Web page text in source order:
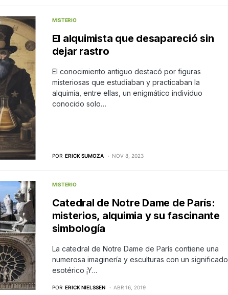
MISTERIO
El alquimista que desapareció sin
dejar rastro
El conocimiento antiguo destacó por figuras
misteriosas que estudiaban y practicaban la
alquimia, entre ellas, un enigmático individuo
conocido solo…
POR ERICK SUMOZA NOV 8, 2023
MISTERIO
Catedral de Notre Dame de París:
misterios, alquimia y su fascinante
simbología
La catedral de Notre Dame de París contiene una
numerosa imaginería y esculturas con un significado
esotérico ¡Y…
POR ERICK NIELSSEN ABR 16, 2019